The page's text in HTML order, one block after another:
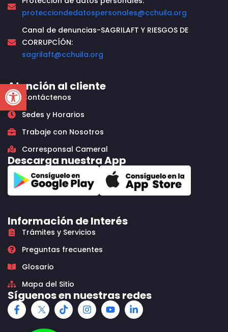
Open toolbar
protecciondedatospersonales@cchuila.org
Canal de denuncias-SAGRILAFT Y RIESGOS DE
CORRUPCÍÓN:
sagrilaft@cchuila.org
Atención al cliente
Contáctenos
Sedes y Horarios
Trabaje con Nosotros
Corresponsal Cameral
Descarga nuestra App
Información de Interés
Trámites y Servicios
Preguntas frecuentes
Glosario
Mapa del Sitio
Síguenos en nuestras redes